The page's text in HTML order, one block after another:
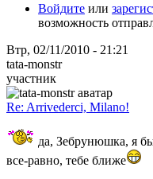
Войдите или
возможность
Втр, 02/11/2010 - 21:21
tata-monstr
участник
Re: Arrivederci, Milano!
да, Зебрунюшка, я
все-равно, тебе ближе